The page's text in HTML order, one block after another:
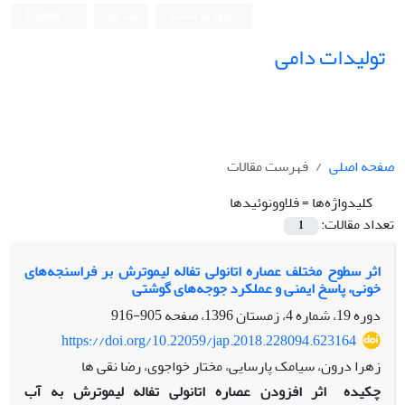
تولیدات دامی
صفحه اصلی
فهرست مقالات
کلیدواژه‌ها =فلاوونوئیدها
تعداد مقالات:
1
اثر سطوح مختلف عصاره اتانولی تفاله‌ لیموترش بر فراسنجه‌های
خونی، پاسخ ایمنی و عملکرد جوجه‌های گوشتی
دوره 19، شماره 4، زمستان 1396، صفحه
905-916
https://doi.org/10.22059/jap.2018.228094.623164
زهرا درون، سیامک پارسایی، مختار خواجوی، رضا نقی ها
چکیده
اثر افزودن عصاره اتانولی تفاله لیموترش به آب